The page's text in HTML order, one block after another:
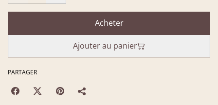
Acheter
Ajouter au panier
PARTAGER